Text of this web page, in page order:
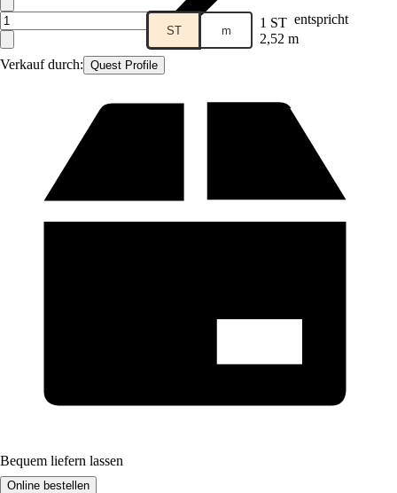
Verkauf durch: Quest Profile
ST m 1 ST entspricht
2,52 m
Bequem liefern lassen
Online bestellen